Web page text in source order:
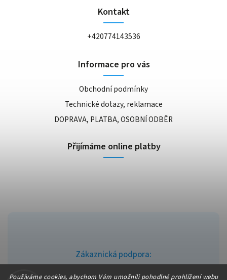
Používáme cookies, abychom Vám umožnili pohodlné prohlížení webu
Zákaznická podpora:
info@fajndrogerie.cz
Kontakt
+420774143536
Informace pro vás
Obchodní podmínky
Technické dotazy, reklamace
DOPRAVA, PLATBA, OSOBNÍ ODBĚR
Přijímáme online platby